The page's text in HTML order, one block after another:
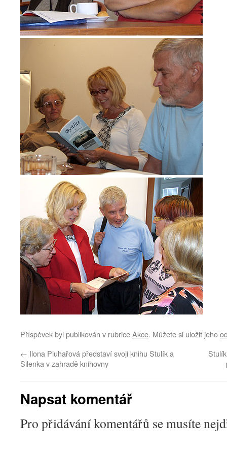
Příspěvek byl publikován v rubriceAkce. Můžete si uložit jeho
← Ilona Pluhařová představí svoji knihu Stulík a
Silenka v zahradě knihovny
Napsat komentář
Pro přidávání komentářů se musíte